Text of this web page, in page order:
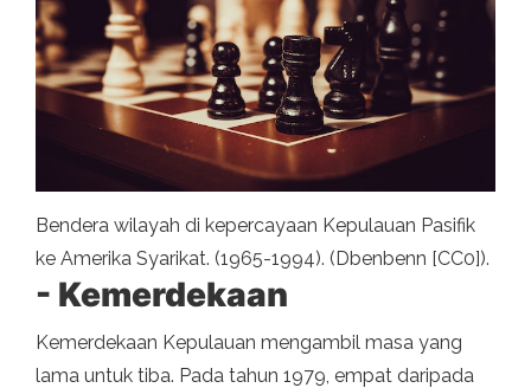
Bendera wilayah di kepercayaan Kepulauan Pasifik
ke Amerika Syarikat. (1965-1994). (Dbenbenn [CC0]).
- Kemerdekaan
Kemerdekaan Kepulauan mengambil masa yang
lama untuk tiba. Pada tahun 1979, empat daripada